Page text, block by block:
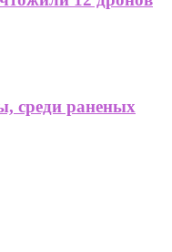
среди раненых